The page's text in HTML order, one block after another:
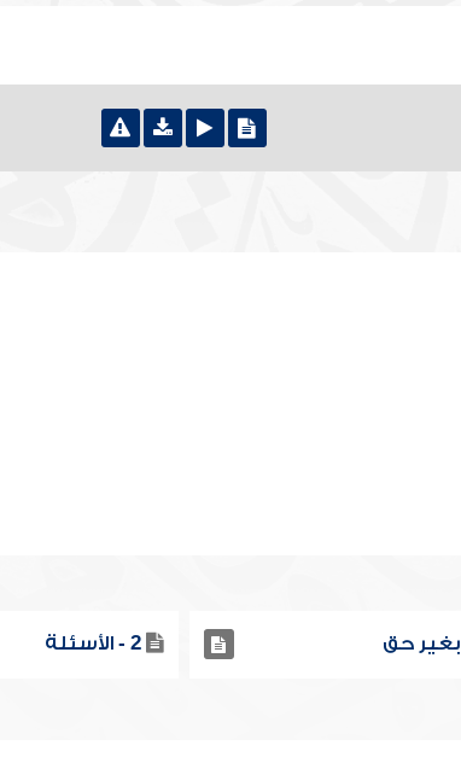
2 - الأسئلة